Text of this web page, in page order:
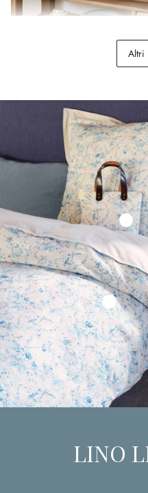
Altri
LINO